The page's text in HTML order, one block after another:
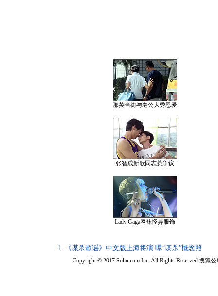
那英当街与老公大秀恩爱
张智成新歌同志惹争议
Lady Gaga网袜怪异服饰
1. 《谋杀歌谣》中文版上海将演 曝“谋杀”概念照
Copyright © 2017 Sohu.com Inc. All Rights Reserved.搜狐